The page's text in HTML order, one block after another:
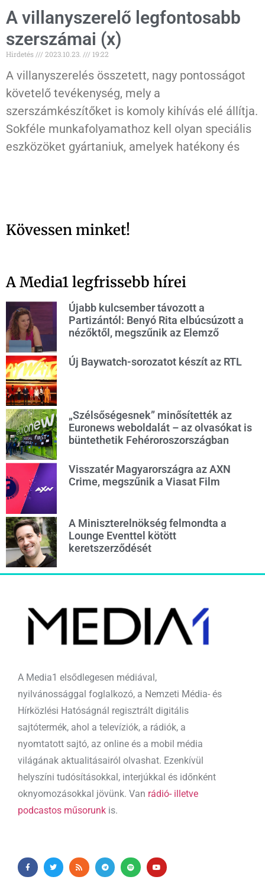
A villanyszerelő legfontosabb
szerszámai (x)
Hirdetés 2023.10.23. 19:22
A villanyszerelés összetett, nagy pontosságot
követelő tevékenység, mely a
szerszámkészítőket is komoly kihívás elé állítja.
Sokféle munkafolyamathoz kell olyan speciális
eszközöket gyártaniuk, amelyek hatékony és
Kövessen minket!
A Media1 legfrissebb hírei
Újabb kulcsember távozott a
Partizántól: Benyó Rita elbúcsúzott a
nézőktől, megszűnik az Elemző
Új Baywatch-sorozatot készít az RTL
„Szélsőségesnek” minősítették az
Euronews weboldalát – az olvasókat is
büntethetik Fehéroroszországban
Visszatér Magyarországra az AXN
Crime, megszűnik a Viasat Film
A Miniszterelnökség felmondta a
Lounge Eventtel kötött
keretszerződését
A Media1 elsődlegesen médiával,
nyilvánossággal foglalkozó, a Nemzeti Média- és
Hírközlési Hatóságnál regisztrált digitális
sajtótermék, ahol a televíziók, a rádiók, a
nyomtatott sajtó, az online és a mobil média
világának aktualitásairól olvashat. Ezenkívül
helyszíni tudósításokkal, interjúkkal és időnként
oknyomozásokkal jövünk. Van rádió- illetve
podcastos műsorunk is.